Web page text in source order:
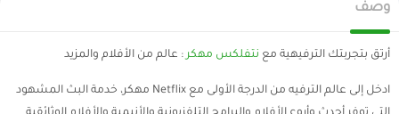
وصف
أرتق بتجربتك الترفيهية مع نتفلكس مهكر: عالم من الأفلام والمزيد
ادخل إلى عالم الترفيه من الدرجة الأولى مع Netflix مهكر، خدمة البث المشهود